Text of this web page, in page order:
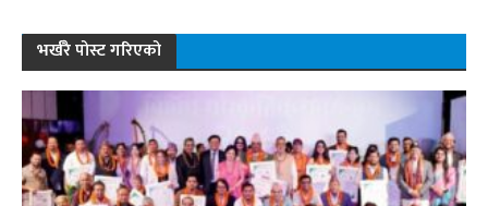
भर्खरै पोस्ट गरिएको